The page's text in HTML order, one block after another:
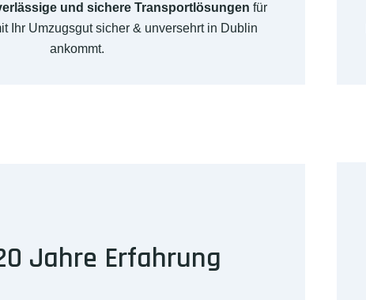
und sichere Transportlösungen für
Ihr Umzugsgut sicher & unversehrt in Dublin
ankommt.
Jahre Erfahrung